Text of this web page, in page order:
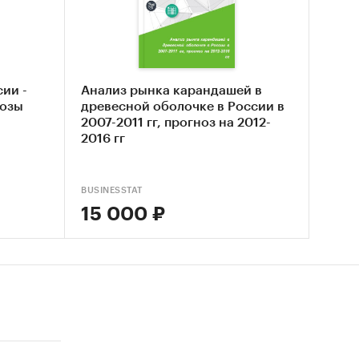
2025
-
Анализ рынка карандашей в
древесной оболочке в России в
2007-2011 гг, прогноз на 2012-
2016 гг
BUSINESSTAT
15 000 ₽